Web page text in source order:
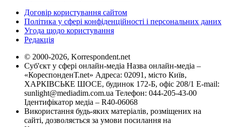
Договір користування сайтом
Політика у сфері конфіденційності і персональних даних
Угода щодо користування
Редакція
© 2000-2026, Korrespondent.net
Суб'єкт у сфері онлайн-медіа Назва онлайн-медіа –
«КореспонденТ.net» Адреса: 02091, місто Київ,
ХАРКІВСЬКЕ ШОСЕ, будинок 172-Б, офіс 208/1 E-mail:
sunlight@mediadim.com.ua Телефон: 044-205-43-00
Ідентифікатор медіа – R40-06068
Використання будь-яких матеріалів, розміщених на
сайті, дозволяється за умови посилання на